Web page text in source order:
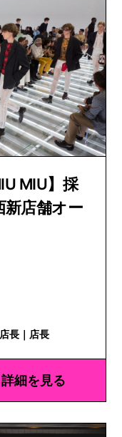
MIU】採
新店舗オー
長｜店長
詳細を見る